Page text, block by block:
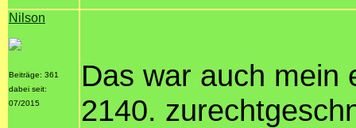
Nilson
Beiträge: 361
dabei seit:
07/2015
Das war auch mein
2140.